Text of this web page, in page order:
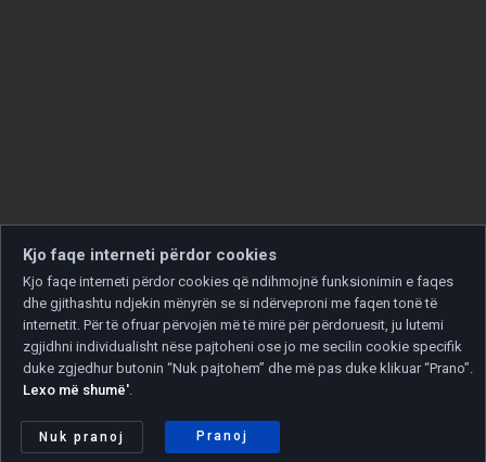
Copyright © 2026 Developed by
Politika e privatësisë Politika e cookies
Kjo faqe interneti përdor cookies
Kjo faqe interneti përdor cookies që ndihmojnë funksionimin e faqes
dhe gjithashtu ndjekin mënyrën se si ndërveproni me faqen tonë të
internetit. Për të ofruar përvojën më të mirë për përdoruesit, ju lutemi
zgjidhni individualisht nëse pajtoheni ose jo me secilin cookie specifik
duke zgjedhur butonin “Nuk pajtohem” dhe më pas duke klikuar “Prano”.
Lexo më shumë'.
Nuk pranoj Pranoj